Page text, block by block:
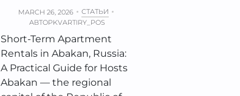
MARCH 26, 2026
СТАТЬИ
АВТОРKVARTIRY_POS
Short-Term Apartment
Rentals in Abakan, Russia:
A Practical Guide for Hosts
Abakan — the regional